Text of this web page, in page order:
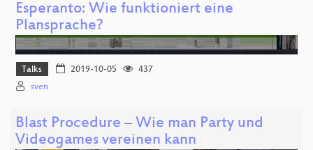
Esperanto: Wie funktioniert eine
Plansprache?
Talks 2019-10-05
437
sven
Blast Procedure – Wie man Party und
Videogames vereinen kann